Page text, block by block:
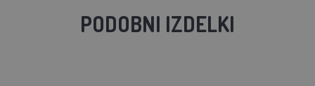
PODOBNI IZDELKI